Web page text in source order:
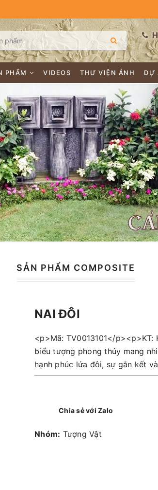
PHẨM VIDEOS THƯ VIỆN ẢNH DỰ
SẢN PHẨM COMPOSITE
NAI ĐÔI
<p>Mã: TV0013101</
biểu tượng phong thủy mang
hạnh phúc lứa đôi, sự gắn kết
Chia sẻ với Zalo
Nhóm: Tượng Vật